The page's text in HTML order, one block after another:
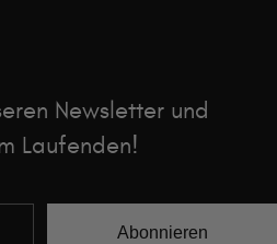
Newsletter und
Laufenden!
Abonnieren